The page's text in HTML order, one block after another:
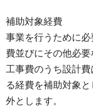
補助対象経費
事業を行うために
費並びにその他必要
工事費のうち設計
る経費を補助対象
外とします。